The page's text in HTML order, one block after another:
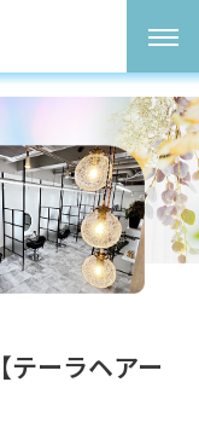
テーラヘアー